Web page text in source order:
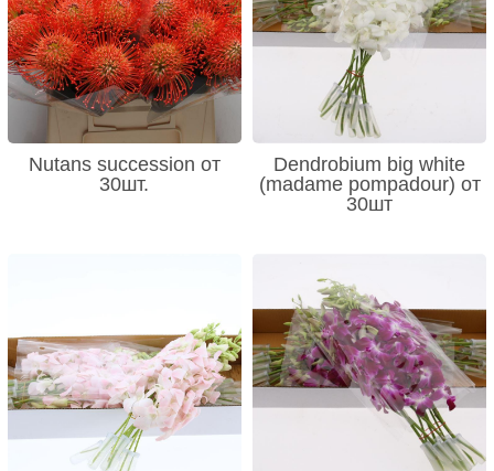
Nutans succession от
30шт.
Dendrobium big white
(madame pompadour) от
30шт